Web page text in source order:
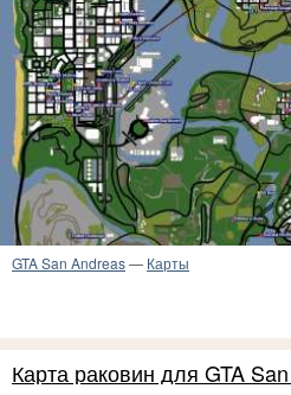
GTA San Andreas— Карты
Карта раковин для GTA